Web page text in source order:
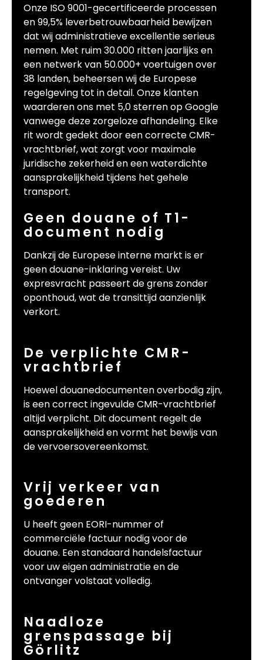
Onze ISO 9001-gecertificeerde processen
en 99,5% leverbetrouwbaarheid bewijzen
dat wij administratieve excellentie serieus
nemen. Met ruim 30.000 ritten jaarlijks en
een netwerk van 50.000+ voertuigen over
38 landen, beheersen wij de Europese
regelgeving tot in detail. Onze klanten
waarderen ons met 5,0 sterren op Google
vanwege deze zorgeloze afhandeling. Elke
rit wordt gedekt door een correcte CMR-
vrachtbrief, wat zorgt voor maximale
juridische zekerheid en een waterdichte
aansprakelijkheid tijdens het gehele
transport.
Geen douane of T1-
document nodig
Dankzij de Europese interne markt is er
geen douane-inklaring vereist. Uw
expresvracht passeert de grens zonder
oponthoud, wat de transittijd aanzienlijk
verkort.
De verplichte CMR-
vrachtbrief
Hoewel douanedocumenten overbodig zijn,
is een correct ingevulde CMR-vrachtbrief
altijd verplicht. Dit document regelt de
aansprakelijkheid en vormt het bewijs van
de vervoersovereenkomst.
Vrij verkeer van
goederen
U heeft geen EORI-nummer of
commerciële factuur nodig voor de
douane. Een standaard handelsfactuur
voor uw eigen administratie en de
ontvanger volstaat volledig.
Naadloze
grenspassage bij
Görlitz